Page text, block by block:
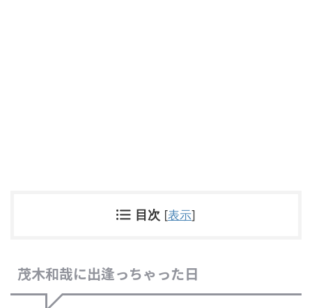
目次 [表示]
茂木和哉に出逢っちゃった日